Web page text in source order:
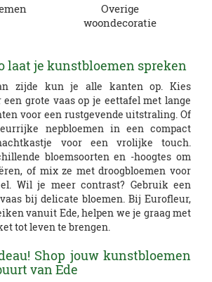
Overige
woondecoratie
laat je kunstbloemen spreken
zijde kun je alle kanten op. Kies
grote vaas op je eettafel met lange
voor een rustgevende uitstraling. Of
nepbloemen in een compact
voor een vrolijke touch.
bloemsoorten en -hoogtes om
of mix ze met droogbloemen voor
Wil je meer contrast? Gebruik een
bij delicate bloemen. Bij Eurofleur,
vanuit Ede, helpen we je graag met
tot leven te brengen.
Shop jouw kunstbloemen
van Ede